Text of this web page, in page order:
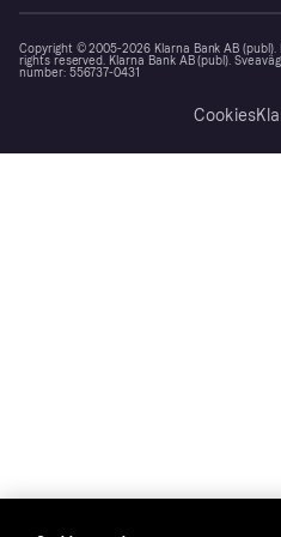
Copyright © 2005-2026 Klarna Bank AB (publ).
rights reserved. Klarna Bank AB (publ).
number: 556737-0431
Cookies